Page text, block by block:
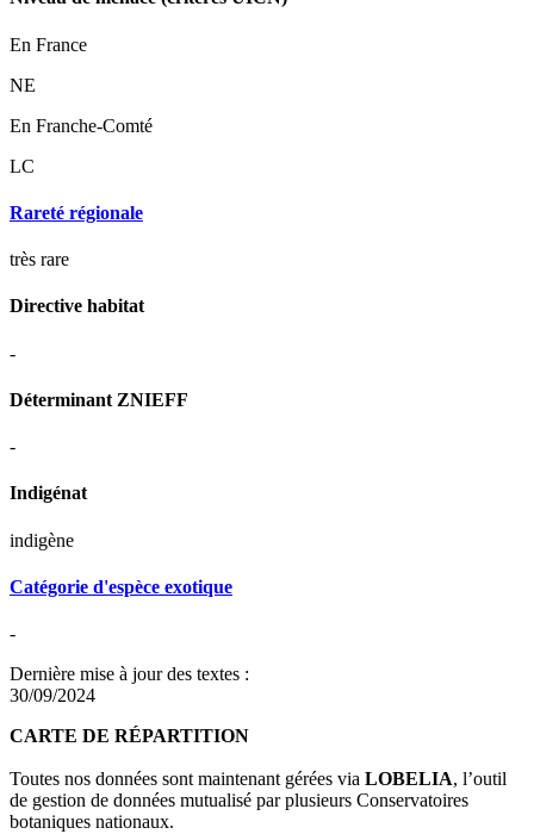
En France
NE
En Franche-Comté
LC
Rareté régionale
très rare
Directive habitat
-
Déterminant ZNIEFF
-
Indigénat
indigène
Catégorie d'espèce exotique
-
Dernière mise à jour des textes :
30/09/2024
CARTE DE RÉPARTITION
Toutes nos données sont maintenant gérées via LOBELIA, l’outil
de gestion de données mutualisé par plusieurs Conservatoires
botaniques nationaux.